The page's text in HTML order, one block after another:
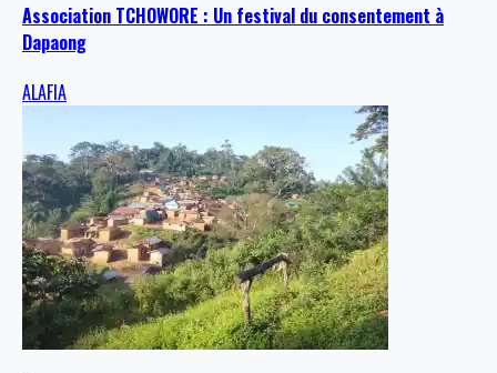
Association TCHOWORE : Un festival du consentement à
Dapaong
ALAFIA